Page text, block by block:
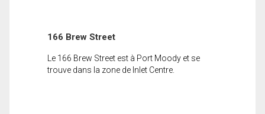
166 Brew Street
Le 166 Brew Street est à Port Moody et se
trouve dans la zone de Inlet Centre.